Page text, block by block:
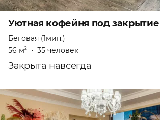
Уютная кофейня под закрытие
Беговая (1мин.)
56 м2 • 35 человек
Закрыта навсегда